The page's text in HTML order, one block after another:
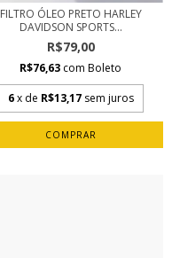
FILTRO ÓLEO PRETO HARLEY
DAVIDSON SPORTS...
R$79,00
R$76,63 com Boleto
6 x de R$13,17 sem juros